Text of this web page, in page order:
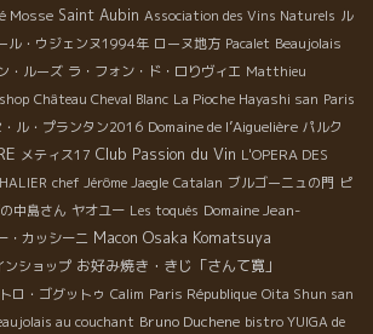
Mosse Saint Aubin Association des Vins Naturels ル
ル・ウジェンヌ1994年 ローヌ地方 Pacalet Beaujolais
・ルーズ ラ・フォン・ド・ロりヴィエ Matthieu
Château Cheval Blanc La Pioche Hayashi san Paris
ル・プランタン2016 Domaine de l’Aiguelière パルク
メティス17 Club Passion du Vin L'OPERA DES
chef Jérôme Jaegle Catalan ブルゴーニュの門 ピ
中島さん ヤオユー Les toqués Domaine Jean-
・カッシーニ Macon Osaka Komatsuya
ンショップ お好み焼き・きじ「さんて寛」
ロ・ゴグットゥ Calim Paris République Oita Shun san
au couchant Bruno Duchene bistro YUIGA de